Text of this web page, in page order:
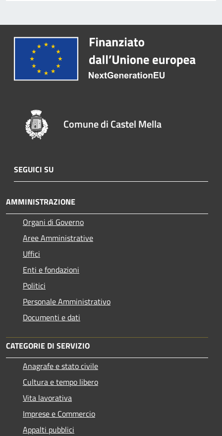
Comune di Castel Mella
SEGUICI SU
AMMINISTRAZIONE
Organi di Governo
Aree Amministrative
Uffici
Enti e fondazioni
Politici
Personale Amministrativo
Documenti e dati
CATEGORIE DI SERVIZIO
Anagrafe e stato civile
Cultura e tempo libero
Vita lavorativa
Imprese e Commercio
Appalti pubblici